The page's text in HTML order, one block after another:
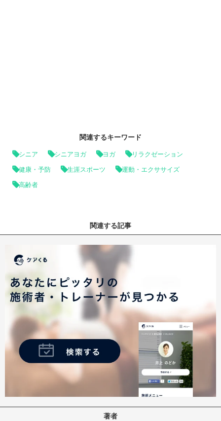
関連するキーワード
シニア シニアヨガ ヨガ リラクゼーション
健康・予防 生涯スポーツ 運動・エクササイズ
高齢者
関連する記事
著者